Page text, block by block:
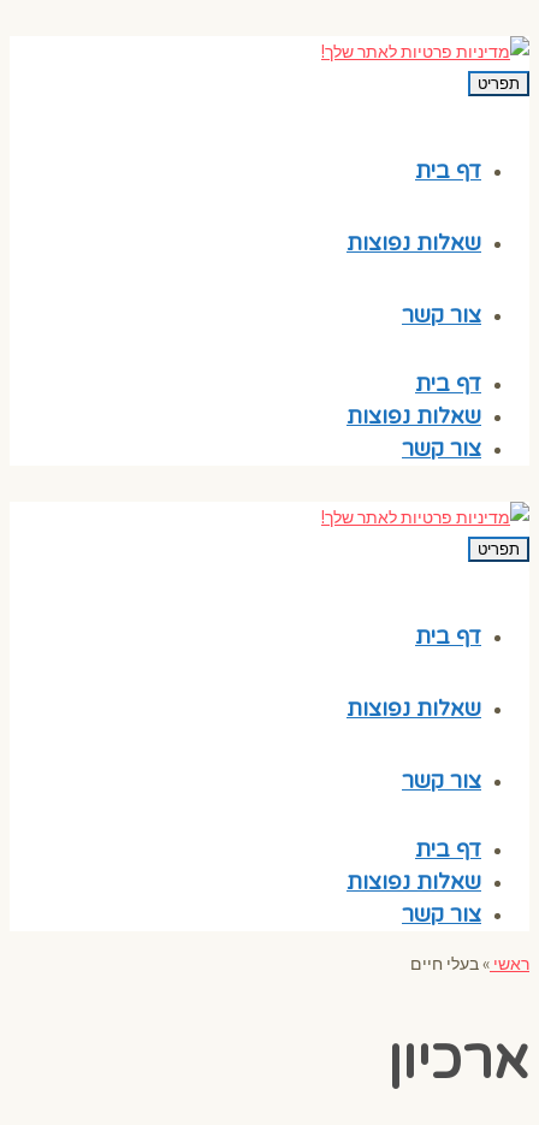
תפריט
דף בית
שאלות נפוצות
צור קשר
דף בית
שאלות נפוצות
צור קשר
תפריט
דף בית
שאלות נפוצות
צור קשר
דף בית
שאלות נפוצות
צור קשר
ראשי »בעלי חיים
ארכיון